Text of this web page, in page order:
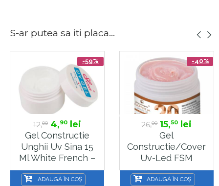
S-ar putea sa iti placa...
-59%
12,00 4,90 lei
Gel Constructie
Unghii Uv Sina 15
Ml White French –
Alb
ADAUGĂ ÎN COȘ
-40%
26,00 15,50 lei
Gel
Constructie/Cover
Uv-Led FSM
HEMA&TPO FREE
15ml, Nr 20
ADAUGĂ ÎN COȘ